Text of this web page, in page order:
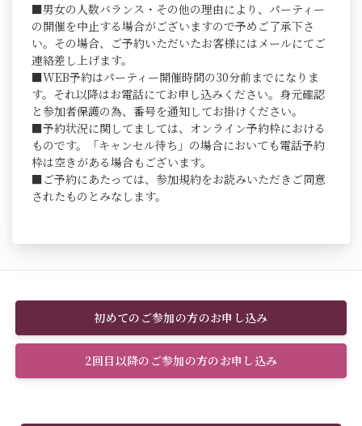
■男女の人数バランス・その他の理由により、パーティー
の開催を中止する場合がございますので予めご了承下さ
い。その場合、ご予約いただいたお客様にはメールにてご
連絡差し上げます。
■WEB予約はパーティー開催時間の30分前までになりま
す。それ以降はお電話にてお申し込みください。身元確認
と参加者保護の為、番号を通知してお掛けください。
■予約状況に関してましては、オンライン予約枠における
ものです。「キャンセル待ち」の場合においても電話予約
枠は空きがある場合もございます。
■ご予約にあたっては、参加規約をお読みいただきご同意
されたものとみなします。
初めてのご参加の方のお申し込み
2回目以降のご参加の方のお申し込み